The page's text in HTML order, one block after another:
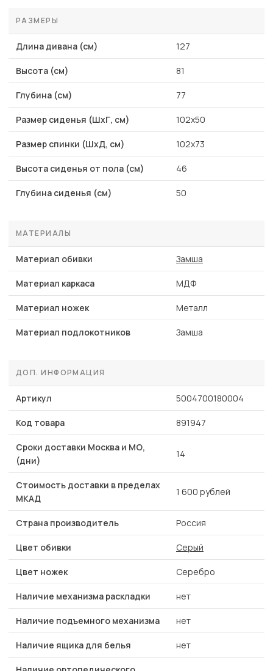
РАЗМЕРЫ
Длина дивана (см) 127
Высота (см) 81
Глубина (см) 77
Размер сиденья (ШхГ, см) 102х50
Размер спинки (ШхД, см) 102х73
Высота сиденья от пола (см) 46
Глубина сиденья (см) 50
МАТЕРИАЛЫ
Материал обивки Замша
Материал каркаса МДФ
Материал ножек Металл
Материал подлокотников Замша
ДОП. ИНФОРМАЦИЯ
Артикул 5004700180004
Код товара 891947
Сроки доставки Москва и МО,
(дни)
14
Стоимость доставки в пределах
МКАД
1 600 рублей
Страна производитель Россия
Цвет обивки Серый
Цвет ножек Серебро
Наличие механизма раскладки нет
Наличие подъемного механизма нет
Наличие ящика для белья нет